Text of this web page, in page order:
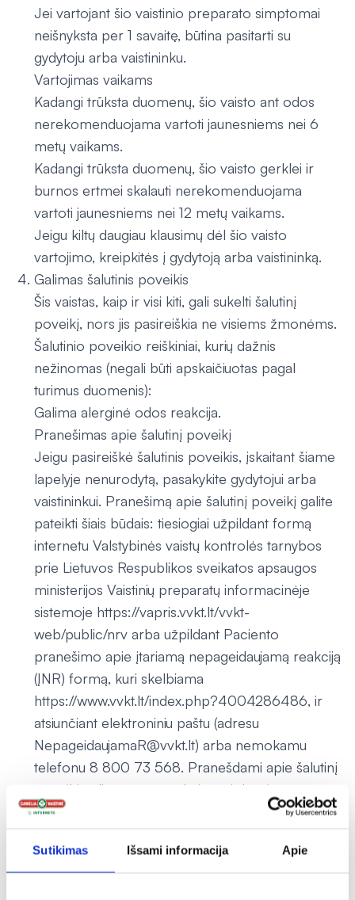
Sutikimas Išsami informacija Apie
Jei vartojant šio vaistinio preparato simptomai
neišnyksta per 1 savaitę, būtina pasitarti su
gydytoju arba vaistininku.
Vartojimas vaikams
Kadangi trūksta duomenų, šio vaisto ant odos
nerekomenduojama vartoti jaunesniems nei 6
metų vaikams.
Kadangi trūksta duomenų, šio vaisto gerklei ir
burnos ertmei skalauti nerekomenduojama
vartoti jaunesniems nei 12 metų vaikams.
Jeigu kiltų daugiau klausimų dėl šio vaisto
vartojimo, kreipkitės į gydytoją arba vaistininką.
Galimas šalutinis poveikis
Šis vaistas, kaip ir visi kiti, gali sukelti šalutinį
poveikį, nors jis pasireiškia ne visiems žmonėms.
Šalutinio poveikio reiškiniai, kurių dažnis
nežinomas (negali būti apskaičiuotas pagal
turimus duomenis):
Galima alerginė odos reakcija.
Pranešimas apie šalutinį poveikį
Jeigu pasireiškė šalutinis poveikis, įskaitant šiame
lapelyje nenurodytą, pasakykite gydytojui arba
vaistininkui. Pranešimą apie šalutinį poveikį galite
pateikti šiais būdais: tiesiogiai užpildant formą
internetu Valstybinės vaistų kontrolės tarnybos
prie Lietuvos Respublikos sveikatos apsaugos
ministerijos Vaistinių preparatų informacinėje
sistemoje https://vapris.vvkt.lt/vvkt-
web/public/nrv arba užpildant Paciento
pranešimo apie įtariamą nepageidaujamą reakciją
(ĮNR) formą, kuri skelbiama
https://www.vvkt.lt/index.php?4004286486, ir
atsiunčiant elektroniniu paštu (adresu
NepageidaujamaR@vvkt.lt) arba nemokamu
telefonu 8 800 73 568. Pranešdami apie šalutinį
poveikį galite mums padėti gauti daugiau
informacijos apie šio vaisto saugumą.
Šį vaistą laikykite vaikams nepastebimoje ir
nepasiekiamoje vietoje.